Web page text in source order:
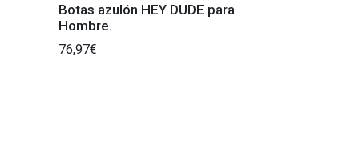
Botas azulón HEY DUDE para
Hombre.
76,97€